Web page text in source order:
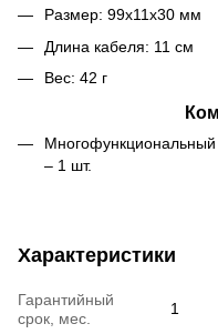
Размер: 99х11х30 мм
Длина кабеля: 11 см
Вес: 42 г
Многофункциональный
– 1 шт.
Характеристики
Гарантийный
срок, мес.
1